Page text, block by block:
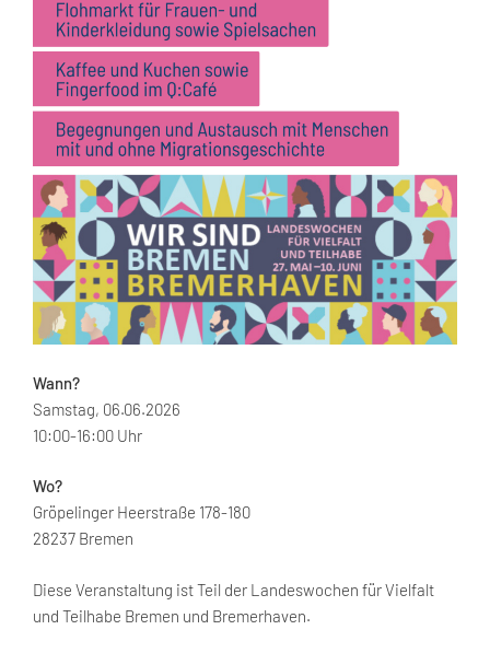
Wann?
Samstag, 06.06.2026
10:00-16:00 Uhr
Wo?
Gröpelinger Heerstraße 178-180
28237 Bremen
Diese Veranstaltung ist Teil der Landeswochen für Vielfalt
und Teilhabe Bremen und Bremerhaven.